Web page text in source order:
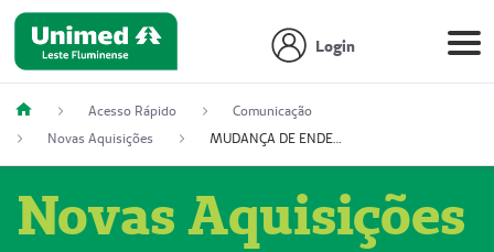
Login
Acesso Rápido
Comunicação
Novas Aquisições
MUDANÇA DE ENDEREÇO - DIAGITAB SERVIÇOS MÉDICOS LTDA (54003267-5)
Novas Aquisições